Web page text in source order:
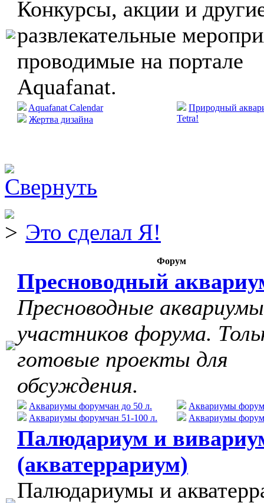
Конкурсы, акции и
развлекательные
проводимые на портале
Aquafanat.
Aquafanat Calendar
Жертва дизайна
Природный
Tetra!
Это сделал Я!
Форум
Пресноводный
Пресноводные аквариумы
участников форума.
готовые проекты для
обсуждения.
Аквариумы форумчан до 50 л.
Аквариумы форумчан 51-100 л.
Аквариумы
Аквариумы
Палюдариум и
(акватеррариум)
Палюдариумы и